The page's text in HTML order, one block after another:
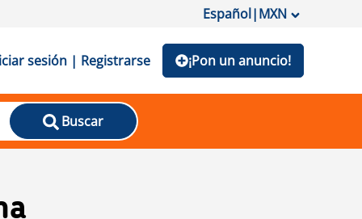
Español|MXN
sesión | Registrarse ¡Pon un anuncio!
Buscar